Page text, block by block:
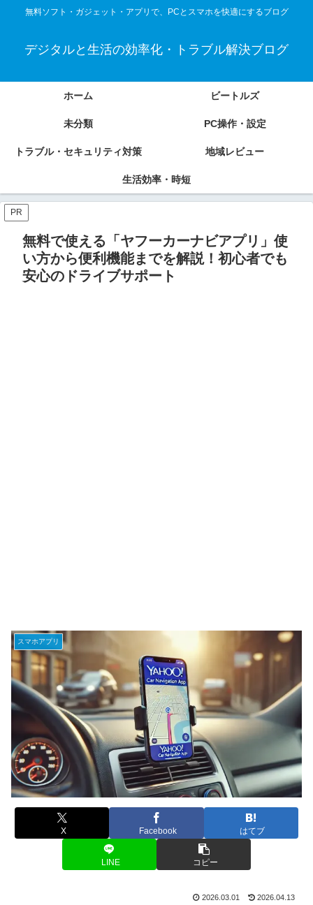
無料ソフト・ガジェット・アプリで、PCとスマホを快適にするブログ
デジタルと生活の効率化・トラブル解決ブログ
ホーム ビートルズ
未分類 PC操作・設定
トラブル・セキュリティ対策 地域レビュー
生活効率・時短
PR
無料で使える「ヤフーカーナビアプリ」使
い方から便利機能までを解説！初心者でも
安心のドライブサポート
スマホアプリ
X Facebook はてブ
LINE コピー
2026.03.01 2026.04.13